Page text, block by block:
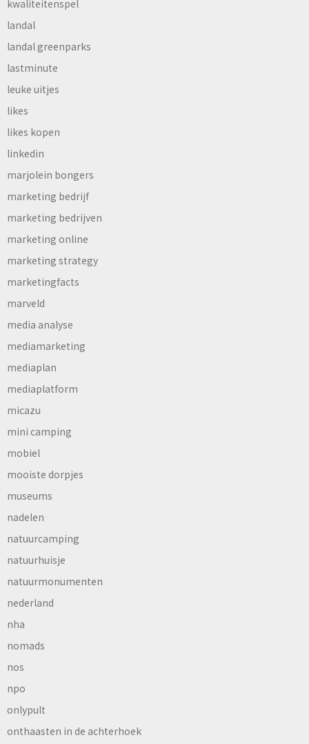
kwaliteitenspel
landal
landal greenparks
lastminute
leuke uitjes
likes
likes kopen
linkedin
marjolein bongers
marketing bedrijf
marketing bedrijven
marketing online
marketing strategy
marketingfacts
marveld
media analyse
mediamarketing
mediaplan
mediaplatform
micazu
mini camping
mobiel
mooiste dorpjes
museums
nadelen
natuurcamping
natuurhuisje
natuurmonumenten
nederland
nha
nomads
nos
npo
onlypult
onthaasten in de achterhoek